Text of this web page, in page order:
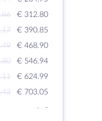
€ 312.80
€ 390.85
€ 468.90
€ 546.94
€ 624.99
€ 703.05
- -